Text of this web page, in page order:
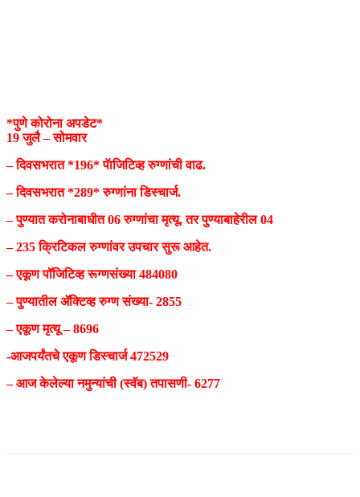
*पुणे कोरोना अपडेट*
19 जुलै – सोमवार
– दिवसभरात *196* पॅाजिटिव्ह रुग्णांची वाढ.
– दिवसभरात *289* रुग्णांना डिस्चार्ज.
– पुण्यात करोनाबाधीत 06 रुग्णांचा मृत्यू. तर पुण्याबाहेरील 04
– 235 क्रिटिकल रुग्णांवर उपचार सुरू आहेत.
– एकूण पॉजिटिव्ह रूग्णसंख्या 484080
– पुण्यातील ॲक्टिव्ह रुग्ण संख्या- 2855
– एकूण मृत्यू – 8696
-आजपर्यंतचे एकूण डिस्चार्ज 472529
– आज केलेल्या नमुन्यांची (स्वॅब) तपासणी- 6277